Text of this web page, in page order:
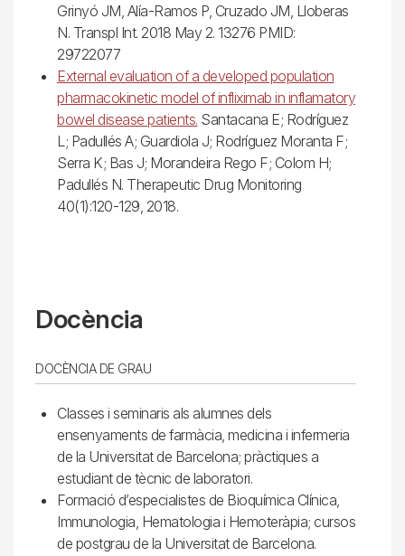
Grinyó JM, Alía-Ramos P, Cruzado JM, Lloberas
N. Transpl Int. 2018 May 2. 13276 PMID:
29722077
External evaluation of a developed population
pharmacokinetic model of infliximab in inflamatory
bowel disease patients. Santacana E; Rodríguez
L; Padullés A; Guardiola J; Rodríguez Moranta F;
Serra K; Bas J; Morandeira Rego F; Colom H;
Padullés N. Therapeutic Drug Monitoring
40(1):120-129, 2018.
Docència
DOCÈNCIA DE GRAU
Classes i seminaris als alumnes dels
ensenyaments de farmàcia, medicina i infermeria
de la Universitat de Barcelona; pràctiques a
estudiant de tècnic de laboratori.
Formació d’especialistes de Bioquímica Clínica,
Immunologia, Hematologia i Hemoteràpia; cursos
de postgrau de la Universitat de Barcelona.